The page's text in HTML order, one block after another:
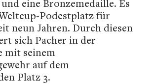
eine Bronzemedaille. Es
Podestplatz für
neun Jahren. Durch diesen
sich Pacher in der
mit seinem
auf dem
Platz 3.